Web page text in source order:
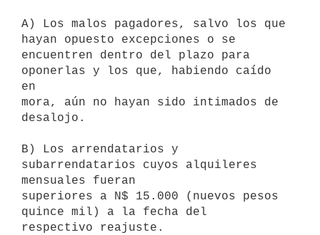
A) Los malos pagadores, salvo los que
hayan opuesto excepciones o se
encuentren dentro del plazo para
oponerlas y los que, habiendo caído
en
mora, aún no hayan sido intimados de
desalojo.
B) Los arrendatarios y
subarrendatarios cuyos alquileres
mensuales fueran
superiores a N$ 15.000 (nuevos pesos
quince mil) a la fecha del
respectivo reajuste.